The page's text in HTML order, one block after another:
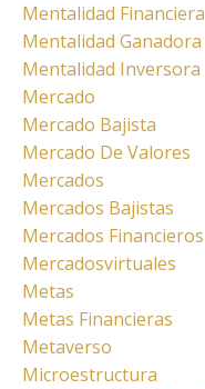
Mentalidad Financiera
Mentalidad Ganadora
Mentalidad Inversora
Mercado
Mercado Bajista
Mercado De Valores
Mercados
Mercados Bajistas
Mercados Financieros
Mercadosvirtuales
Metas
Metas Financieras
Metaverso
Microestructura